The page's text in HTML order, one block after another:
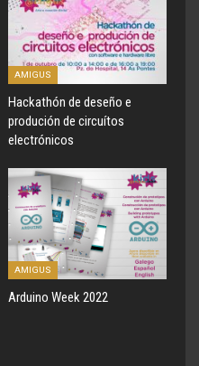
AMIGUS
Hackathón de deseño e
produción de circuítos
electrónicos
AMIGUS
Arduino Week 2022